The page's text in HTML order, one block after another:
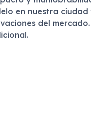
en nuestra
del